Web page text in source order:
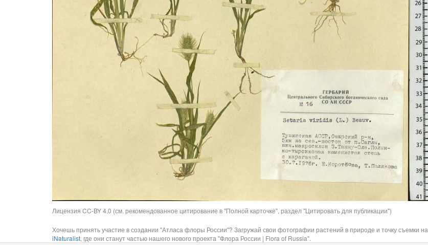
Лицензия CC-BY 4.0 (см. рекомендованное цитирование в "Полной карточке", раздел "Цитировать для публикации")
Хочешь принять участие в создании "Атласа флоры России"? Загружай свои фотографии растений в природе и точку съемки на
iNaturalist, где они станут частью нашего нового проекта "Флора России | Flora of Russia".